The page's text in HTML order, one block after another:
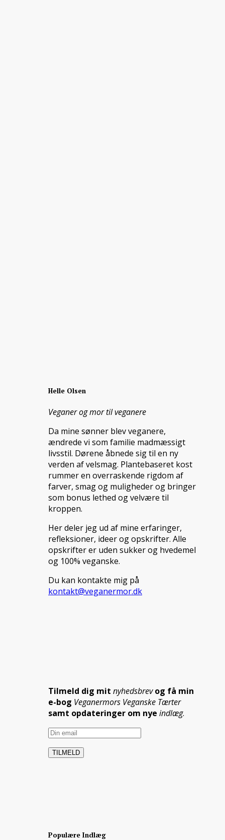
Helle Olsen
Veganer og mor til veganere
Da mine sønner blev veganere,
ændrede vi som familie madmæssigt
livsstil. Dørene åbnede sig til en ny
verden af velsmag. Plantebaseret kost
rummer en overraskende rigdom af
farver, smag og muligheder og bringer
som bonus lethed og velvære til
kroppen.
Her deler jeg ud af mine erfaringer,
refleksioner, ideer og opskrifter. Alle
opskrifter er uden sukker og hvedemel
og 100% veganske.
Du kan kontakte mig på
kontakt@veganermor.dk
Tilmeld dig mit nyhedsbrev og få min
e-bog Veganermors Veganske Tærter
samt opdateringer om nye indlæg.
Populære Indlæg